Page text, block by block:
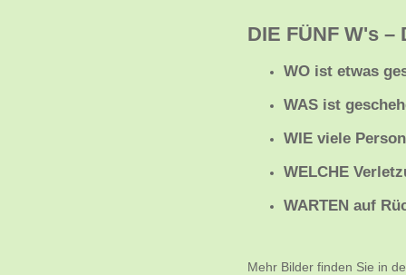
DIE FÜNF W's
WO ist etwas
WAS ist
WIE viele
WELCHE
WARTEN auf
Mehr Bilder finden Sie in